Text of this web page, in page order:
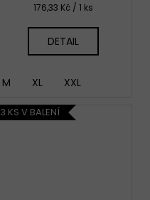
Měrná
176,33 Kč / 1 ks
DETAIL
M XL XXL
3 KS V BALENÍ